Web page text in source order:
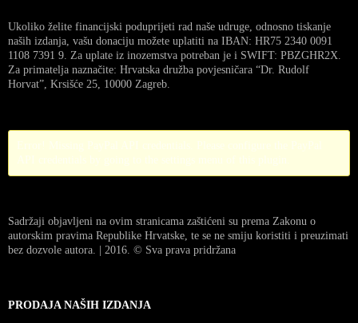
Ukoliko želite financijski poduprijeti rad naše udruge, odnosno tiskanje
naših izdanja, vašu donaciju možete uplatiti na IBAN: HR75 2340 0091
1108 7391 9. Za uplate iz inozemstva potreban je i SWIFT: PBZGHR2X.
Za primatelja naznačite: Hrvatska družba povjesničara “Dr. Rudolf
Horvat”, Krsišće 25, 10000 Zagreb.
Sadržaji objavljeni na ovim stranicama zaštićeni su prema Zakonu o
autorskim pravima Republike Hrvatske, te se ne smiju koristiti i preuzimati
bez dozvole autora. | 2016. © Sva prava pridržana
PRODAJA NAŠIH IZDANJA